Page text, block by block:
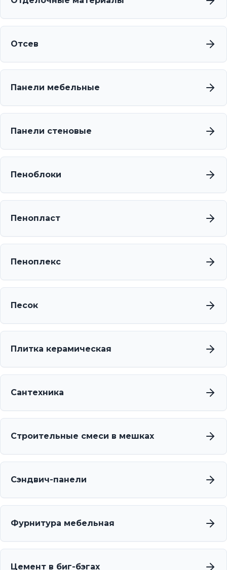
Отсев
Панели мебельные
Панели стеновые
Пеноблоки
Пенопласт
Пеноплекс
Песок
Плитка керамическая
Сантехника
Строительные смеси в мешках
Сэндвич-панели
Фурнитура мебельная
Цемент в биг-бэгах